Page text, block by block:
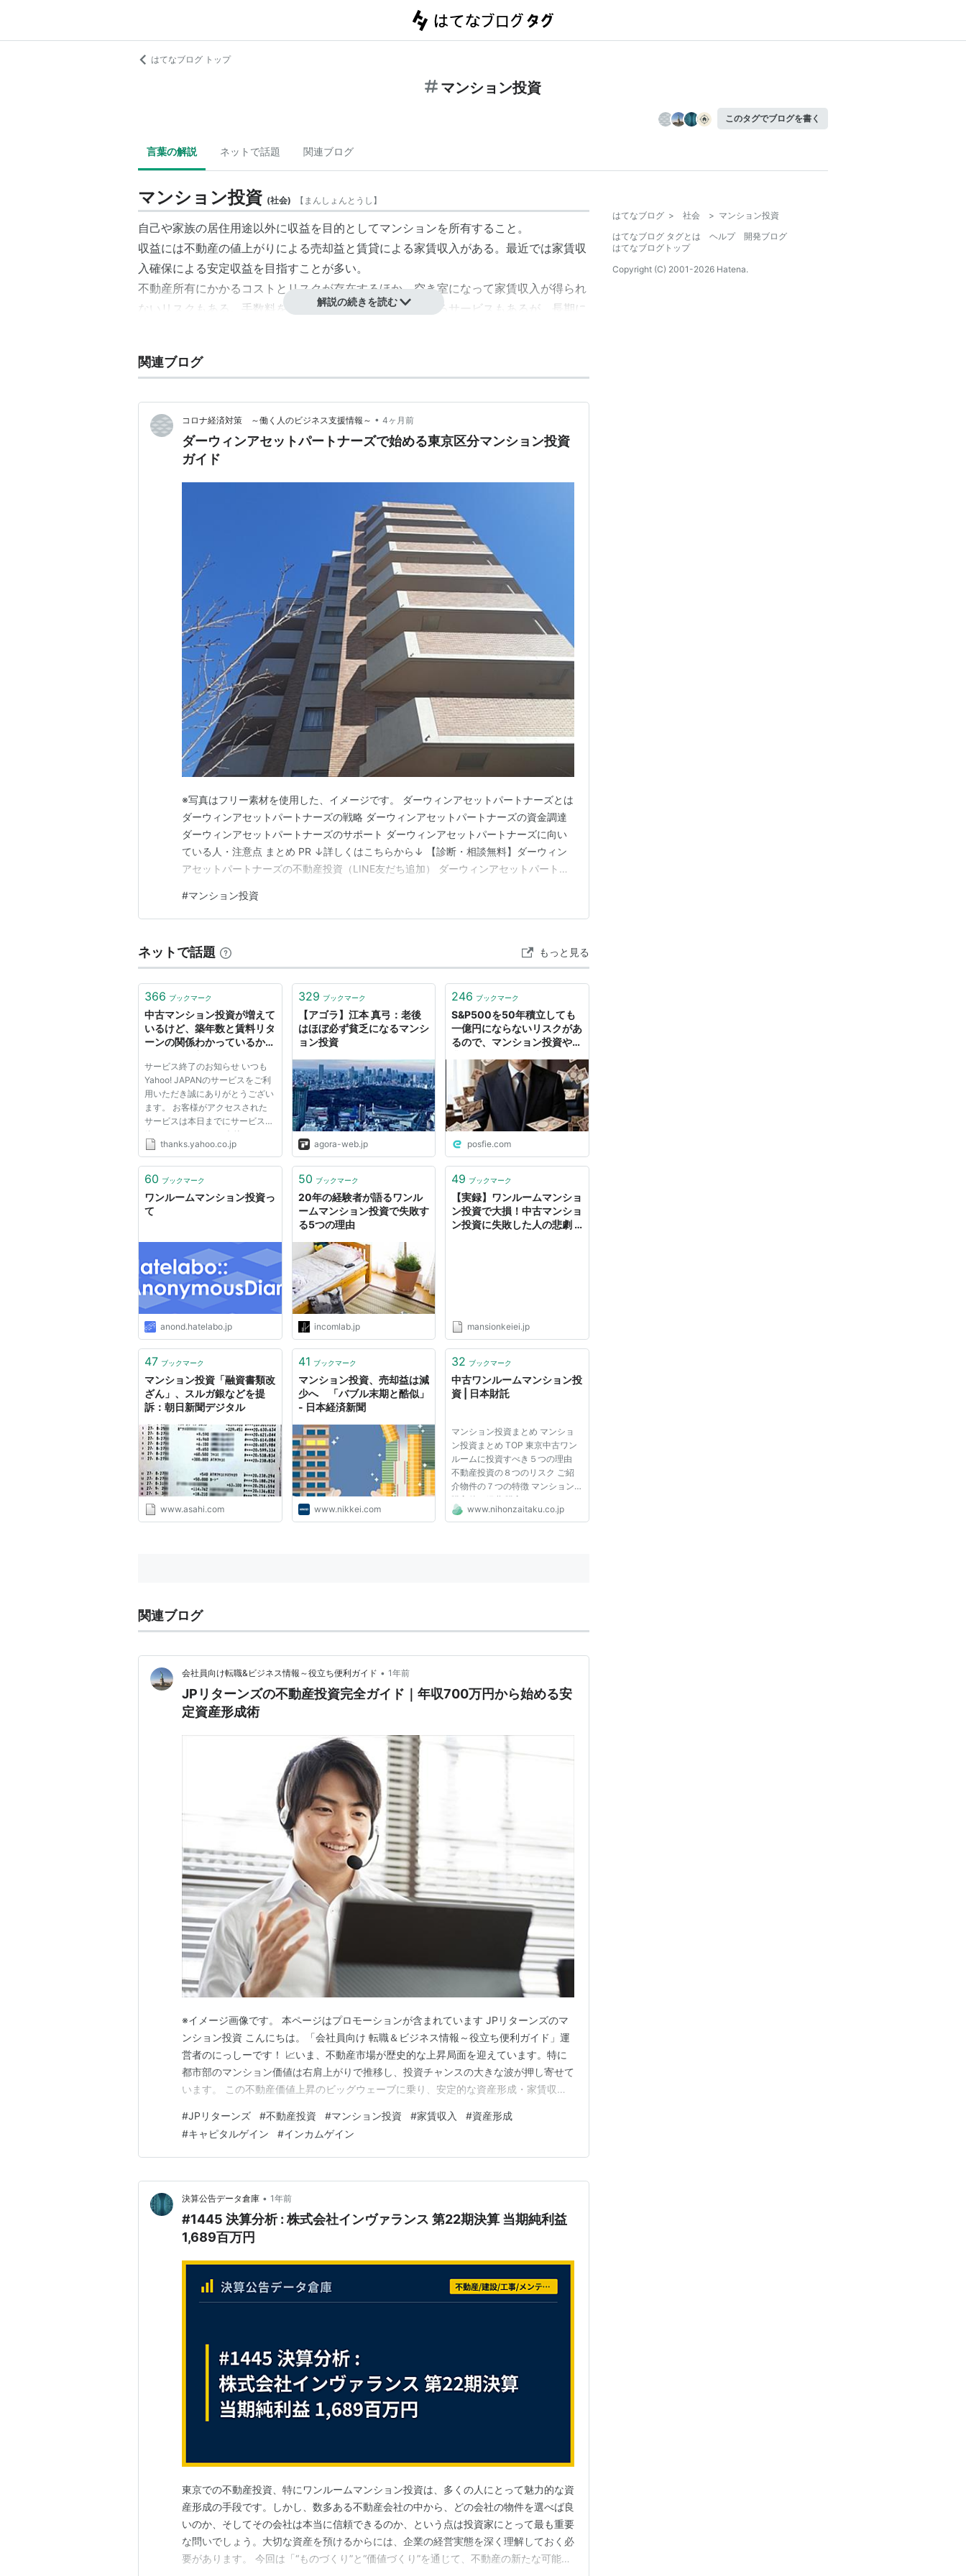
はてなブログ トップ
マンション投資
このタグでブログを書く
言葉の解説 ネットで話題 関連ブログ
マンション投資 (社会) 【 まんしょんとうし 】
自己や家族の居住用途以外に収益を目的としてマンションを所有すること。
収益には不動産の値上がりによる売却益と賃貸による家賃収入がある。最近では家賃収
入確保による安定収益を目指すことが多い。
不動産所有にかかるコストとリスクが存在するほか、空き室になって家賃収入が得られ
ないリスクもある。手数料をとって一定の家賃保証をつけるサービスもあるが、長期に
自己資金で賄えない場合は、借金によって利ざやを稼ぐ投資となり、レバレッジをかけ
解説の続きを読む
関連ブログ
コロナ経済対策 ～働く人のビジネス支援情報～ • 4ヶ月前
ダーウィンアセットパートナーズで始める東京区分マンション投資
ガイド
※写真はフリー素材を使用した、イメージです。 ダーウィンアセットパートナーズとは
ダーウィンアセットパートナーズの戦略 ダーウィンアセットパートナーズの資金調達
ダーウィンアセットパートナーズのサポート ダーウィンアセットパートナーズに向い
ている人・注意点 まとめ PR ↓詳しくはこちらから↓ 【診断・相談無料】ダーウィン
アセットパートナーズの不動産投資（LINE友だち追加） ダーウィンアセットパートナ
件を扱う不動産会社です。 本稿では同社の事業内容・物件特徴・ローンや運用サポー
ト・管理体制・投資の向き不向きを整理し…
#マンション投資
ネットで話題 もっと見る
366 ブックマーク
中古マンション投資が増えて
いるけど、築年数と賃料リタ
ーンの関係わかっているか
さはる - Yahoo!ブログ
サービス終了のお知らせ いつも
Yahoo! JAPANのサービスをご利
用いただき誠にありがとうござい
ます。 お客様がアクセスされた
サービスは本日までにサービスを
終了いたしました。 今後とも
Yahoo! JAPANのサービスをご愛
願いいたします。
thanks.yahoo.co.jp
329 ブックマーク
【アゴラ】江本 真弓：老後
はほぼ必ず貧乏になるマンシ
ョン投資
agora-web.jp
246 ブックマーク
S&P500を50年積立しても
一億円にならないリスクがあ
るので、マンション投資や起
るらしい
posfie.com
60 ブックマーク
ワンルームマンション投資っ
て
anond.hatelabo.jp
50 ブックマーク
20年の経験者が語るワンル
ームマンション投資で失敗す
る5つの理由
incomlab.jp
49 ブックマーク
【実録】ワンルームマンショ
ン投資で大損！中古マンショ
ン投資に失敗した人の悲劇 -
mansionkeiei.jp
47 ブックマーク
マンション投資「融資書類改
ざん」、スルガ銀などを提
訴：朝日新聞デジタル
www.asahi.com
41 ブックマーク
マンション投資、売却益は減
少へ 「バブル末期と酷似」
- 日本経済新聞
www.nikkei.com
32 ブックマーク
中古ワンルームマンション投
資 | 日本財託
マンション投資まとめ マンショ
ン投資まとめ TOP 東京中古ワン
ルームに投資すべき５つの理由
不動産投資の８つのリスク ご紹
介物件の７つの特徴 マンション
購入後の経費 購入スケジュール
日本財託の中古マンション投資
www.nihonzaitaku.co.jp
関連ブログ
会社員向け転職&ビジネス情報～役立ち便利ガイド • 1年前
JPリターンズの不動産投資完全ガイド｜年収700万円から始める安
定資産形成術
※イメージ画像です。 本ページはプロモーションが含まれています JPリターンズのマ
ンション投資 こんにちは。「会社員向け 転職＆ビジネス情報～役立ち便利ガイド」運
営者のにっしーです！ 📈いま、不動産市場が歴史的な上昇局面を迎えています。特に
都市部のマンション価値は右肩上がりで推移し、投資チャンスの大きな波が押し寄せて
います。 この不動産価値上昇のビッグウェーブに乗り、安定的な資産形成・家賃収入
るのは、以下の条件を満たす方です。✅ 年収700万円以上✅ 25歳以上50歳未満✅ 勤続
年数2年以上✅ 上場企業・資本金1億…
#JPリターンズ #不動産投資 #マンション投資 #家賃収入 #資産形成
#キャピタルゲイン #インカムゲイン
決算公告データ倉庫 • 1年前
#1445 決算分析 : 株式会社インヴァランス 第22期決算 当期純利益
1,689百万円
東京での不動産投資、特にワンルームマンション投資は、多くの人にとって魅力的な資
産形成の手段です。しかし、数多ある不動産会社の中から、どの会社の物件を選べば良
いのか、そしてその会社は本当に信頼できるのか、という点は投資家にとって最も重要
な問いでしょう。大切な資産を預けるからには、企業の経営実態を深く理解しておく必
要があります。 今回は「“ものづくり”と“価値づくり”を通じて、不動産の新たな可能性
はてなブログ > 社会 > マンション投資
はてなブログ タグとは
ヘルプ
開発ブログ
はてなブログトップ
Copyright (C) 2001-2026 Hatena.